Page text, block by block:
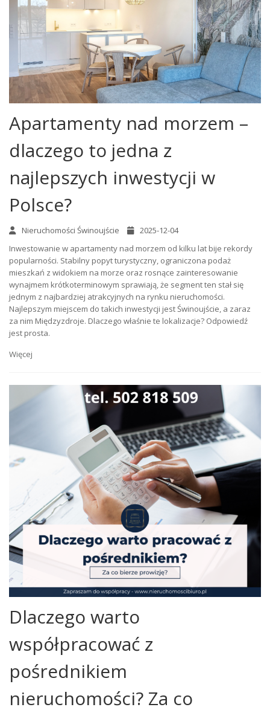
Apartamenty nad morzem –
dlaczego to jedna z
najlepszych inwestycji w
Polsce?
Nieruchomości Świnoujście
2025-12-04
Inwestowanie w apartamenty nad morzem od kilku lat bije rekordy
popularności. Stabilny popyt turystyczny, ograniczona podaż
mieszkań z widokiem na morze oraz rosnące zainteresowanie
wynajmem krótkoterminowym sprawiają, że segment ten stał się
jednym z najbardziej atrakcyjnych na rynku nieruchomości.
Najlepszym miejscem do takich inwestycji jest Świnoujście, a zaraz
za nim Międzyzdroje. Dlaczego właśnie te lokalizacje? Odpowiedź
jest prosta.
Więcej
Dlaczego warto
współpracować z
pośrednikiem
nieruchomości? Za co